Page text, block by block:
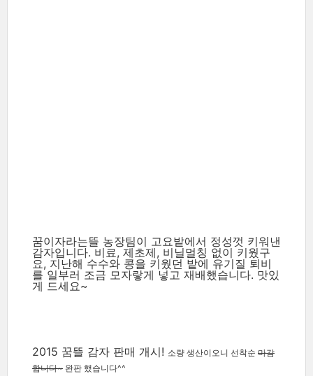
꿈이자라는뜰 농장팀이 고요밭에서 정성껏 키워낸
감자입니다. 비료, 제초제, 비닐멀칭 없이 키웠구
요, 지난해 수수와 콩을 키웠던 밭에 유기질 퇴비
를 일부러 조금 모자랗게 넣고 재배했습니다. 맛있
게 드세요~
2015 꿈뜰 감자 판매 개시! 소량 생산이오니 선착순 마감
합니다~ 완판 했습니다^^